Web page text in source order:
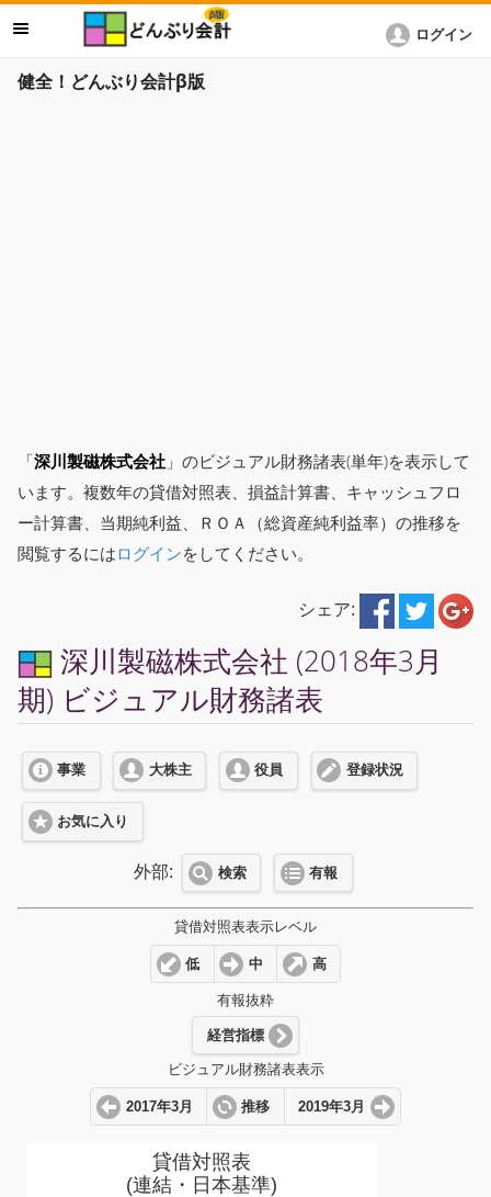
健全！どんぶり会計β版
ログイン
「深川製磁株式会社 」のビジュアル財務諸表(単年)を表示して
います。複数年の貸借対照表、損益計算書、キャッシュフロ
ー計算書、当期純利益、ＲＯＡ（総資産純利益率）の推移を
閲覧するにはログインをしてください。
シェア:
深川製磁株式会社 (2018年3月
期) ビジュアル財務諸表
事業 大株主 役員 登録状況
お気に入り
外部: 検索 有報
貸借対照表表示レベル
低 中 高
有報抜粋
経営指標
ビジュアル財務諸表表示
2017年3月 推移 2019年3月
貸借対照表
(連結・日本基準)